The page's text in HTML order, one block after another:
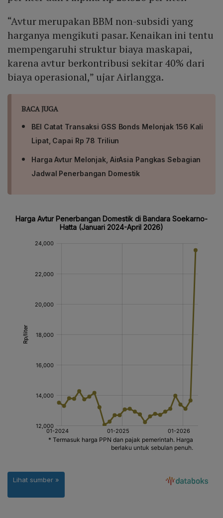
“Avtur merupakan BBM non-subsidi yang
harganya mengikuti pasar. Kenaikan ini tentu
mempengaruhi struktur biaya maskapai,
karena avtur berkontribusi sekitar 40% dari
biaya operasional,” ujar Airlangga.
BACA JUGA
BEI Catat Transaksi GSS Bonds Melonjak 156 Kali
Lipat, Capai Rp 78 Triliun
Harga Avtur Melonjak, AirAsia Pangkas Sebagian
Jadwal Penerbangan Domestik